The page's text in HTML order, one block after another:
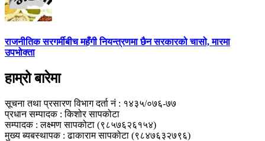
राजनीतिक सरगर्मीबीच महँगी नियन्त्रणमा छैन सरकारको चासो, मारमा
उपभोक्ता
हाम्रो बारेमा
सूचना तथा प्रसारण विभाग दर्ता नं : १४३५/०७६-७७
प्रधान सम्पादक : किशोर सापकोटा
सम्पादक : लक्ष्मण सापकोटा (९८५७६२६१५४)
मुख्य ब्यबस्थापक : ढाकाराम सापकोटा (९८४७६३२७९६)